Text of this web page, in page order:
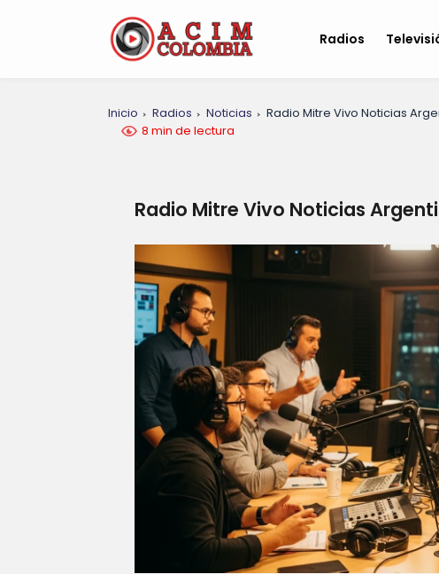
Radios
Inicio Radios Noticias
Radio Mitre Vivo Noticias
8 min de lectura
Radio Mitre Vivo Noticias